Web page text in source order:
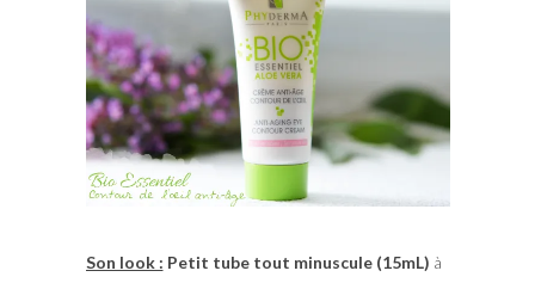
Son look : Petit tube tout minuscule (15mL) à